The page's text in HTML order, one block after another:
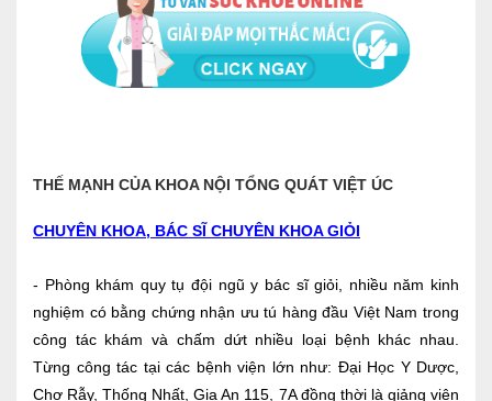
THẾ MẠNH CỦA KHOA NỘI TỔNG QUÁT VIỆT ÚC
CHUYÊN KHOA, BÁC SĨ CHUYÊN KHOA GIỎI
- Phòng khám quy tụ đội ngũ y bác sĩ giỏi, nhiều năm kinh
nghiệm có bằng chứng nhận ưu tú hàng đầu Việt Nam trong
công tác khám và chấm dứt nhiều loại bệnh khác nhau.
Từng công tác tại các bệnh viện lớn như: Đại Học Y Dược,
Chợ Rẫy, Thống Nhất, Gia An 115, 7A đồng thời là giảng viên